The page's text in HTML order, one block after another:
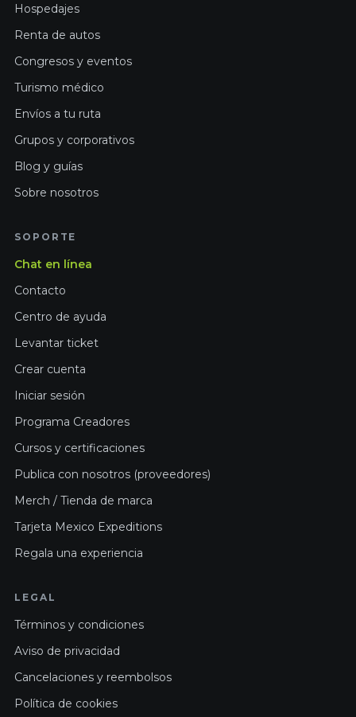
Hospedajes
Renta de autos
Congresos y eventos
Turismo médico
Envíos a tu ruta
Grupos y corporativos
Blog y guías
Sobre nosotros
SOPORTE
Chat en línea
Contacto
Centro de ayuda
Levantar ticket
Crear cuenta
Iniciar sesión
Programa Creadores
Cursos y certificaciones
Publica con nosotros (proveedores)
Merch / Tienda de marca
Tarjeta Mexico Expeditions
Regala una experiencia
LEGAL
Términos y condiciones
Aviso de privacidad
Cancelaciones y reembolsos
Política de cookies